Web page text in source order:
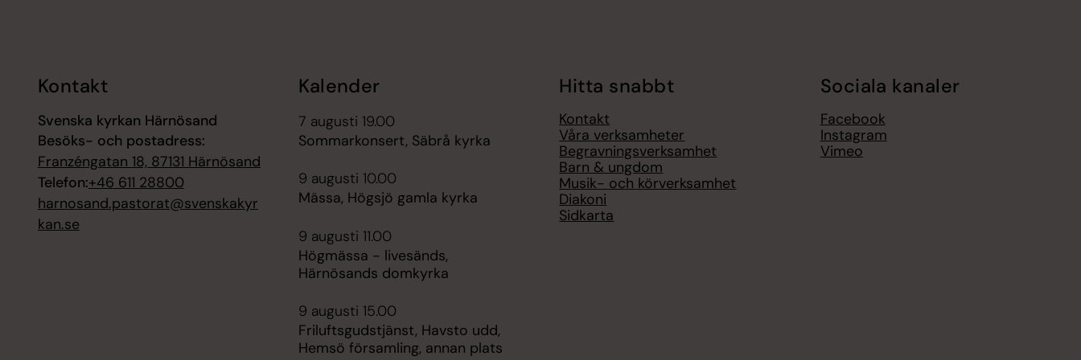
Kontakt
Svenska kyrkan Härnösand
Besöks- och postadress:
Franzéngatan 18, 87131 Härnösand
Telefon:+46 611 28800
harnosand.pastorat@svenskakyr
kan.se
Kalender
7 augusti 19.00
Sommarkonsert, Säbrå kyrka
9 augusti 10.00
Mässa, Högsjö gamla kyrka
9 augusti 11.00
Högmässa - livesänds,
Härnösands domkyrka
9 augusti 15.00
Friluftsgudstjänst, Havsto udd,
Hemsö församling, annan plats
Hitta snabbt
Kontakt
Våra verksamheter
Begravningsverksamhet
Barn & ungdom
Musik- och körverksamhet
Diakoni
Sidkarta
Sociala kanaler
Facebook
Instagram
Vimeo